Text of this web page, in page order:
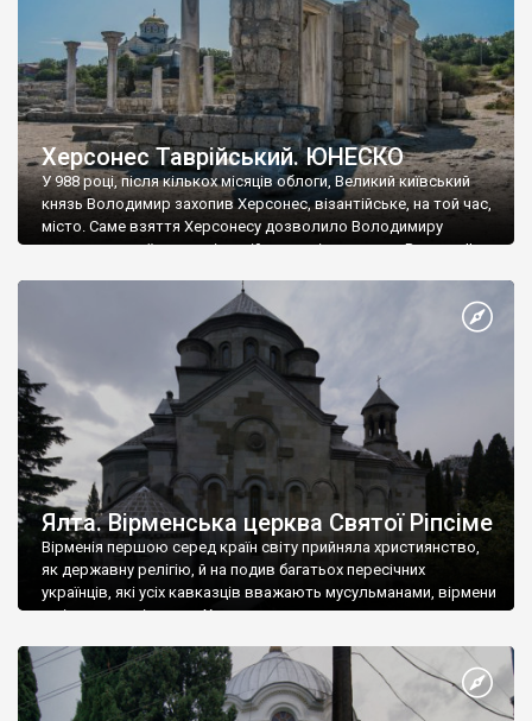
Херсонес Таврійський. ЮНЕСКО
У 988 році, після кількох місяців облоги, Великий київський
князь Володимир захопив Херсонес, візантійське, на той час,
місто. Саме взяття Херсонесу дозволило Володимиру
диктувати свої умови візантійському імператору Василю ІІ, та
Херсонесі Володимир-язичник, став Василем-християнином.
А потім було Хрещення Русі. На честь Херсонесу Таврійського
Ялта. Вірменська церква Святої Ріпсіме
Вірменія першою серед країн світу прийняла християнство,
як державну релігію, й на подив багатьох пересічних
українців, які усіх кавказців вважають мусульманами, вірмени
є відданими вірянами Христа